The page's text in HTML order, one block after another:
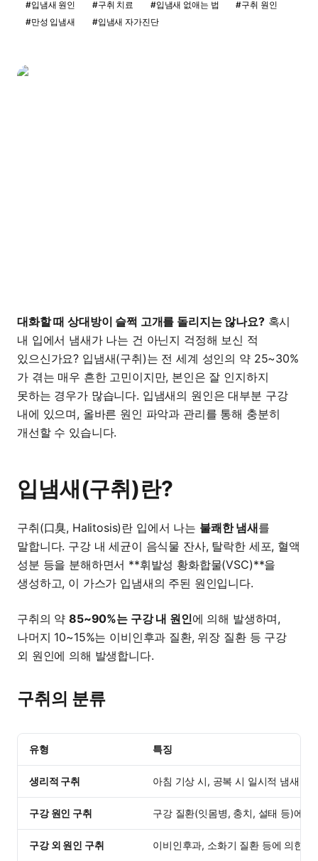
#입냄새 원인 #구취 치료 #입냄새 없애는 법 #구취 원인
#만성 입냄새 #입냄새 자가진단
대화할 때 상대방이 슬쩍 고개를 돌리지는 않나요?혹시
내 입에서 냄새가 나는 건 아닌지 걱정해 보신 적
있으신가요? 입냄새(구취)는 전 세계 성인의 약 25~30%
가 겪는 매우 흔한 고민이지만, 본인은 잘 인지하지
못하는 경우가 많습니다. 입냄새의 원인은 대부분 구강
내에 있으며, 올바른 원인 파악과 관리를 통해 충분히
개선할 수 있습니다.
입냄새(구취)란?
구취(口臭, Halitosis)란 입에서 나는 불쾌한 냄새를
말합니다. 구강 내 세균이 음식물 잔사, 탈락한 세포, 혈액
성분 등을 분해하면서 **휘발성 황화합물(VSC)**을
생성하고, 이 가스가 입냄새의 주된 원인입니다.
구취의 약85~90%는 구강 내 원인에 의해 발생하며,
나머지 10~15%는 이비인후과 질환, 위장 질환 등 구강
외 원인에 의해 발생합니다.
구취의 분류
유형 특징
생리적 구취 아침 기상 시, 공복 시 일시적 냄새
구강 원인 구취 구강 질환(잇몸병, 충치, 설태 등)에
구강 외 원인 구취 이비인후과, 소화기 질환 등에 의한